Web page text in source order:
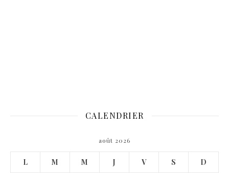
CALENDRIER
août 2026
L M M J V S D